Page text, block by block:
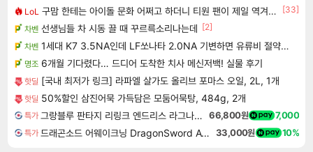
LoL 구맘 한테는 아이돌 문화 어쩌고 하더니 티원 팬이 제일 역겨움 그냥
[33]
차벤 선생님들 차 시동 끌 때 꾸르륵소리나는데 [2]
차벤 1세대 K7 3.5NA인데 LF쏘나타 2.0NA 기변하면 유류비 절약이 얼마나 될까요..?
명조 6개월 기다렸다… 드디어 도착한 치사 메신저백! 실물 후기
핫딜 [국내 최저가 링크] 라파엘 살가도 올리브 포마스 오일, 2L, 1개
핫딜 50%할인 삼진어묵 가득담은 모둠어묵탕, 484g, 2개
특가 그랑블루 판타지 리링크 엔드리스 라그나로크 Granblue Fantasy Relink Endless Ragnarok 66,800원 7,000
특가 드래곤소드 어웨이크닝 DragonSword Awakening 33,000원 10%